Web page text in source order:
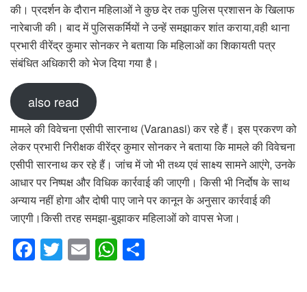
की। प्रदर्शन के दौरान महिलाओं ने कुछ देर तक पुलिस प्रशासन के खिलाफ
नारेबाजी की। बाद में पुलिसकर्मियों ने उन्हें समझाकर शांत कराया,वही थाना
प्रभारी वीरेंद्र कुमार सोनकर ने बताया कि महिलाओं का शिकायती पत्र
संबंधित अधिकारी को भेज दिया गया है।
also read
मामले की विवेचना एसीपी सारनाथ (Varanasi) कर रहे हैं। इस प्रकरण को
लेकर प्रभारी निरीक्षक वीरेंद्र कुमार सोनकर ने बताया कि मामले की विवेचना
एसीपी सारनाथ कर रहे हैं। जांच में जो भी तथ्य एवं साक्ष्य सामने आएंगे, उनके
आधार पर निष्पक्ष और विधिक कार्रवाई की जाएगी। किसी भी निर्दोष के साथ
अन्याय नहीं होगा और दोषी पाए जाने पर कानून के अनुसार कार्रवाई की
जाएगी।किसी तरह समझा-बुझाकर महिलाओं को वापस भेजा।
F
a
T
wi
E
m
W
h